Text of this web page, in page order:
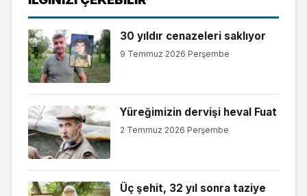
30 yıldır cenazeleri saklıyor
9 Temmuz 2026 Perşembe
Yüreğimizin dervişi heval Fuat
2 Temmuz 2026 Perşembe
Üç şehit, 32 yıl sonra taziye